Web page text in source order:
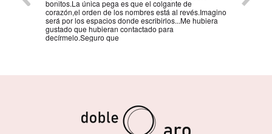
bonitos.La única pega es que el colgante de
corazón,el orden de los nombres está al revés.Imagino
será por los espacios donde escribirlos...Me hubiera
gustado que hubieran contactado para
decírmelo.Seguro que
la